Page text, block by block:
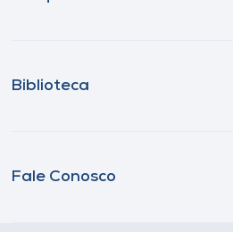
Biblioteca
Fale Conosco